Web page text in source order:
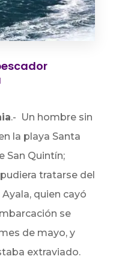
.- Un hombre sin
la playa Santa
San Quintín;
tratarse del
quien cayó
se
de mayo, y
extraviado.